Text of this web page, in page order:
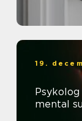
19.
mental